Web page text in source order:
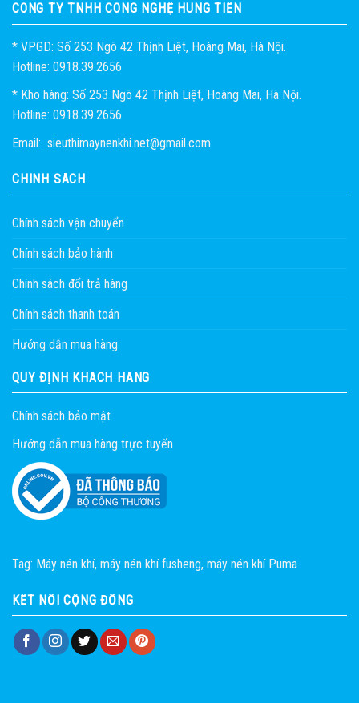
CÔNG TY TNHH CÔNG NGHỆ HÙNG TIẾN
* VPGD: Số 253 Ngõ 42 Thịnh Liệt, Hoàng Mai, Hà Nội.
Hotline: 0918.39.2656
* Kho hàng: Số 253 Ngõ 42 Thịnh Liệt, Hoàng Mai, Hà Nội.
Hotline: 0918.39.2656
Email: sieuthimaynenkhi.net@gmail.com
CHÍNH SÁCH
Chính sách vận chuyển
Chính sách bảo hành
Chính sách đổi trả hàng
Chính sách thanh toán
Hướng dẫn mua hàng
QUY ĐỊNH KHÁCH HÀNG
Chính sách bảo mật
Hướng dẫn mua hàng trực tuyến
Tag: Máy nén khí, máy nén khí fusheng, máy nén khí Puma
KẾT NỐI CỘNG ĐỒNG